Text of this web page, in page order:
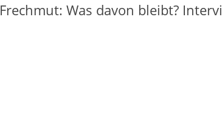
Frechmut: Was davon bleibt?